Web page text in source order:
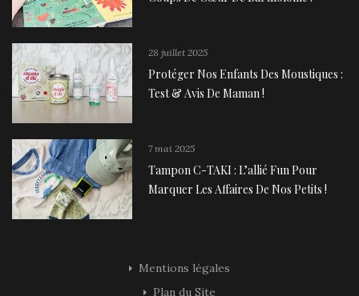
28 juillet 2025
Protéger Nos Enfants Des Moustiques :
Test & Avis De Maman !
7 mai 2025
Tampon C-TAKI : L’allié Fun Pour
Marquer Les Affaires De Nos Petits !
Mentions légales
Plan du Site